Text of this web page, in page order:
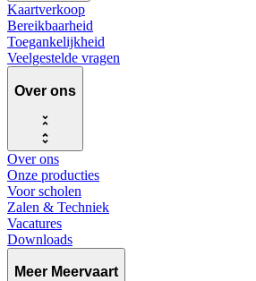
Kaartverkoop
Bereikbaarheid
Toegankelijkheid
Veelgestelde vragen
Over ons
Over ons
Onze producties
Voor scholen
Zalen & Techniek
Vacatures
Downloads
Meer Meervaart